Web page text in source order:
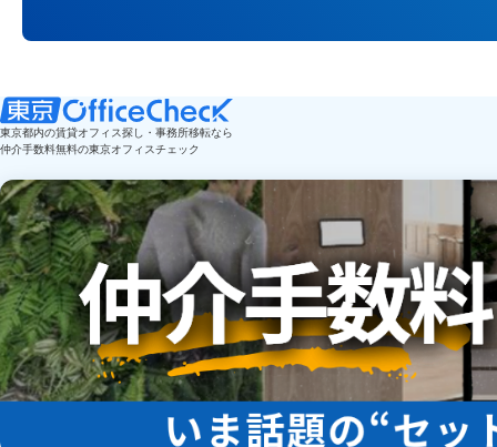
東京都内の賃貸オフィス探し・事務所移転なら
仲介手数料無料の東京オフィスチェック